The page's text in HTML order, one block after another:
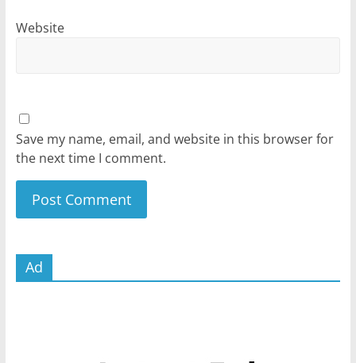
Website
Save my name, email, and website in this browser for
the next time I comment.
Ad